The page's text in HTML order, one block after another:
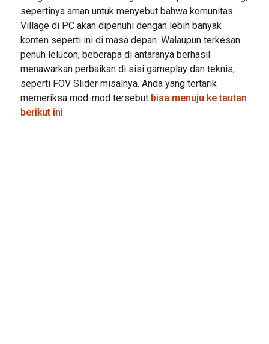
sepertinya aman untuk menyebut bahwa komunitas
Village di PC akan dipenuhi dengan lebih banyak
konten seperti ini di masa depan. Walaupun terkesan
penuh lelucon, beberapa di antaranya berhasil
menawarkan perbaikan di sisi gameplay dan teknis,
seperti FOV Slider misalnya. Anda yang tertarik
memeriksa mod-mod tersebut bisa menuju ke tautan
berikut ini.